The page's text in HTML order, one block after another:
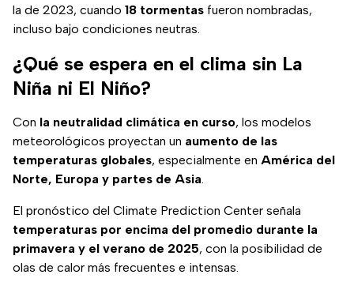
la de 2023, cuando 18 tormentas fueron nombradas,
incluso bajo condiciones neutras.
¿Qué se espera en el clima sin La
Niña ni El Niño?
Con la neutralidad climática en curso, los modelos
meteorológicos proyectan un aumento de las
temperaturas globales, especialmente en América del
Norte, Europa y partes de Asia.
El pronóstico del Climate Prediction Center señala
temperaturas por encima del promedio durante la
primavera y el verano de 2025, con la posibilidad de
olas de calor más frecuentes e intensas.